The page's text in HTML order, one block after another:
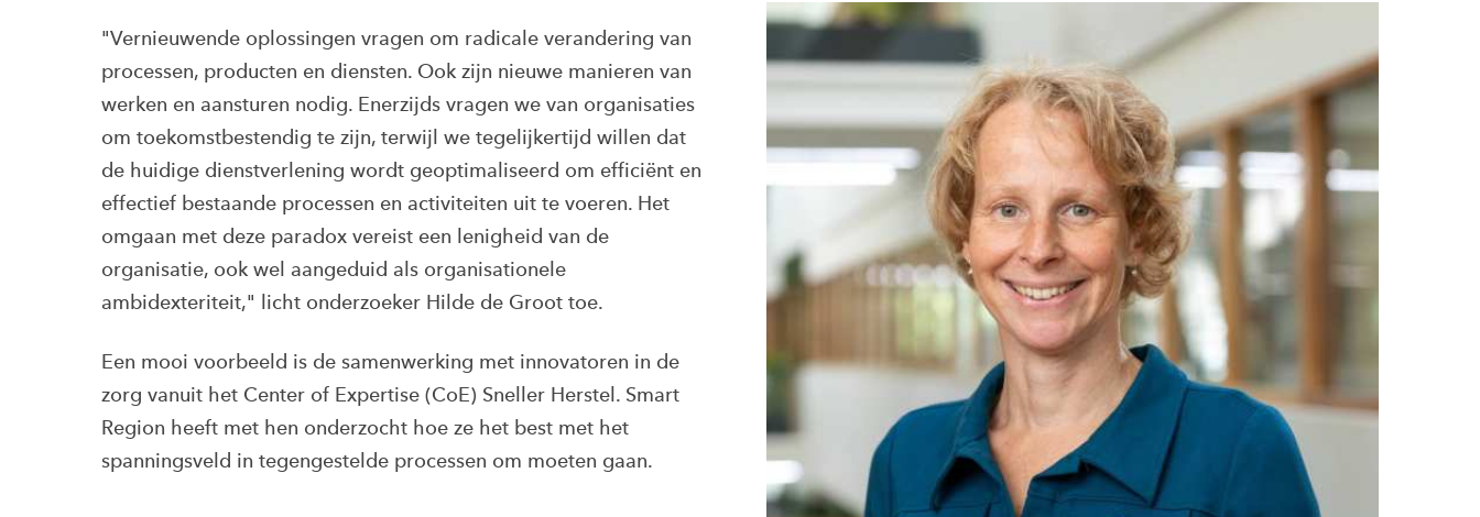
"Vernieuwende oplossingen vragen om radicale verandering van
processen, producten en diensten. Ook zijn nieuwe manieren van
werken en aansturen nodig. Enerzijds vragen we van organisaties
om toekomstbestendig te zijn, terwijl we tegelijkertijd willen dat
de huidige dienstverlening wordt geoptimaliseerd om efficiënt en
effectief bestaande processen en activiteiten uit te voeren. Het
omgaan met deze paradox vereist een lenigheid van de
organisatie, ook wel aangeduid als organisationele
ambidexteriteit," licht onderzoeker Hilde de Groot toe.
Een mooi voorbeeld is de samenwerking met innovatoren in de
zorg vanuit het Center of Expertise (CoE) Sneller Herstel. Smart
Region heeft met hen onderzocht hoe ze het best met het
spanningsveld in tegengestelde processen om moeten gaan.